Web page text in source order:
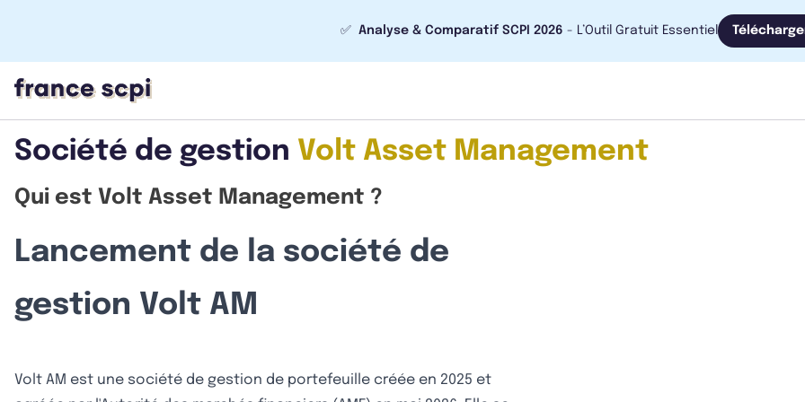
✅ Analyse & Comparatif SCPI 2026 - L’Outil Gratuit Essentiel
Société de gestion Volt Asset Management
Qui est Volt Asset Management ?
Lancement de la société de
gestion Volt AM
Volt AM est une société de gestion de portefeuille créée en 2025 et